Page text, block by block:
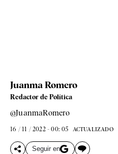
Juanma Romero
Redactor de Política
@JuanmaRomero
16 / 11 / 2022 - 00: 05 ACTUALIZADO
Seguir en